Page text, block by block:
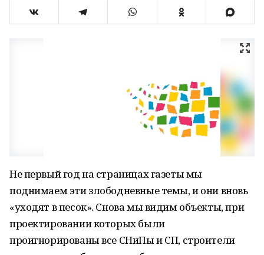
Не первый год на страницах газеты мы
поднимаем эти злободневные темы, и они вновь
«уходят в песок». Снова мы видим объекты, при
проектировании которых были
проигнорированы все СНиПы и СП, строители